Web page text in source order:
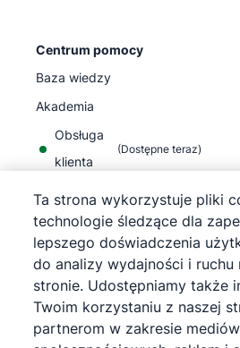
Centrum pomocy
Baza wiedzy
Akademia
Obsługa
klienta
(Dostępne teraz)
© 2026Pipedrive
Pipedrive
Warunki korzystania z usługi
Pipedrive
Informacja o polityce prywatności
Mapa strony
Ta strona wykorzystuje pliki
technologie śledzące dla
lepszego doświadczenia
do analizy wydajności i ruchu
stronie. Udostępniamy także
Twoim korzystaniu z naszej
partnerom w zakresie mediów